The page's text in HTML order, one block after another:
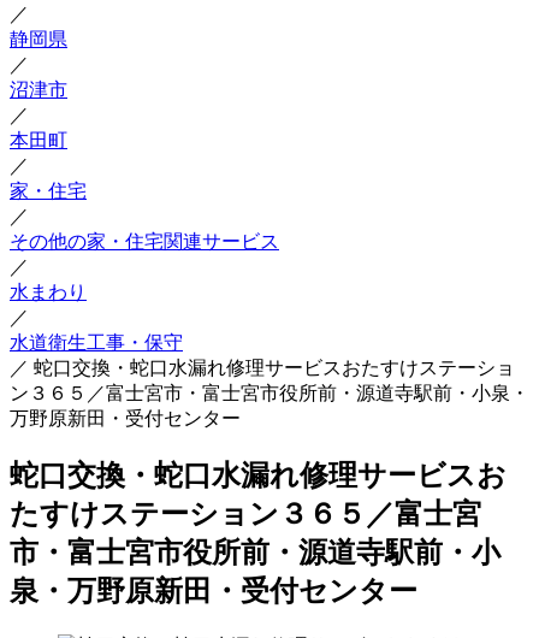
／
静岡県
／
沼津市
／
本田町
／
家・住宅
／
その他の家・住宅関連サービス
／
水まわり
／
水道衛生工事・保守
／ 蛇口交換・蛇口水漏れ修理サービスおたすけステーショ
ン３６５／富士宮市・富士宮市役所前・源道寺駅前・小泉・
万野原新田・受付センター
蛇口交換・蛇口水漏れ修理サービスお
たすけステーション３６５／富士宮
市・富士宮市役所前・源道寺駅前・小
泉・万野原新田・受付センター